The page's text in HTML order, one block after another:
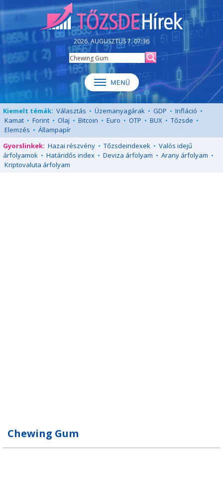
2026. AUGUSZTUS 7. 07:36
Kiemelt témák: Választás • Üzemanyagárak • GDP • Infláció •
Kamat • Forint • Olaj • Bitcoin • Euro • OTP • BUX • Tőzsde •
Elemzés • Állampapír
Gyorslinkek: Hazai részvény • Tőzsdeindexek • Valós idejű
árfolyamok • Határidős index • Deviza árfolyam • Arany árfolyam •
Kriptovaluta árfolyam
Chewing Gum